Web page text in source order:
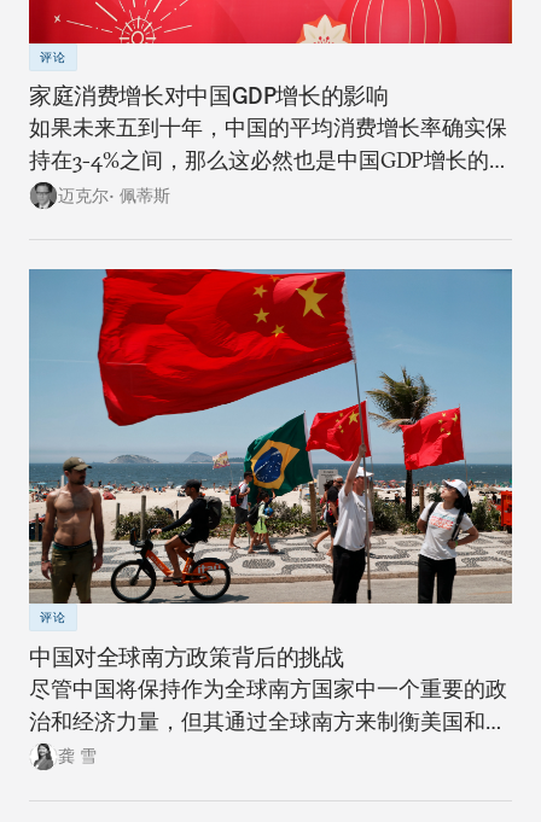
评论
家庭消费增长对中国GDP增长的影响
如果未来五到十年，中国的平均消费增长率确实保
持在3-4%之间，那么这必然也是中国GDP增长的上
限。迈克尔• 佩蒂斯
评论
中国对全球南方政策背后的挑战
尽管中国将保持作为全球南方国家中一个重要的政
治和经济力量，但其通过全球南方来制衡美国和全
球北方的雄心计划远非十拿九稳。
龚 雪